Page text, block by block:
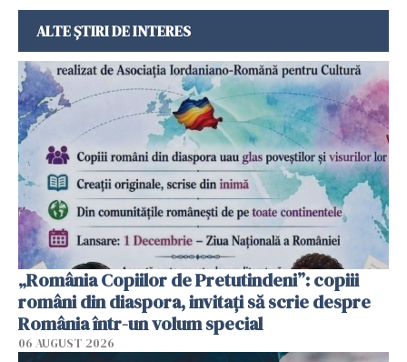
ALTE ȘTIRI DE INTERES
„România Copiilor de Pretutindeni”: copiii
români din diaspora, invitați să scrie despre
România într-un volum special
06 AUGUST 2026